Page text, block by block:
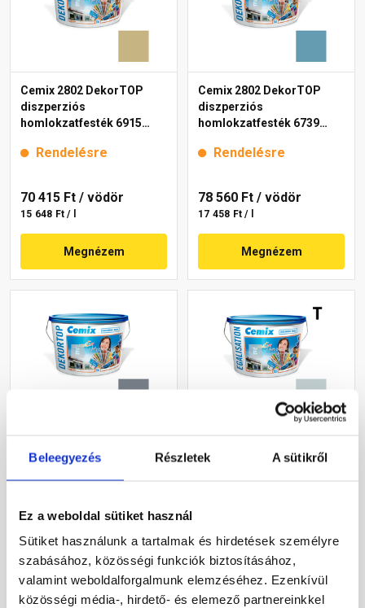
Beleegyezés Részletek A sütikről
Ez a weboldal sütiket használ
Sütiket használunk a tartalmak és hirdetések személyre
szabásához, közösségi funkciók biztosításához,
valamint weboldalforgalmunk elemzéséhez. Ezenkívül
közösségi média-, hirdető- és elemező partnereinkkel
Cemix 2802 DekorTOP
diszperziós
homlokzatfesték 6915
Rendelésre
70 415 Ft / vödör
15 648 Ft / l
Megnézem
Cemix 2802 DekorTOP
diszperziós
homlokzatfesték 6739
Rendelésre
78 560 Ft / vödör
17 458 Ft / l
Megnézem
diszperziós
70 415 Ft/ vödör
15 648 Ft / l
Megnézem
színfelújító
85 025 Ft/ vödör
5 668 Ft / l
Megnézem